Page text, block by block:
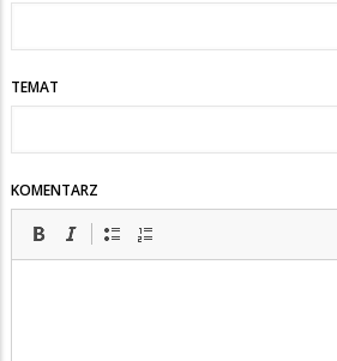
TEMAT
KOMENTARZ